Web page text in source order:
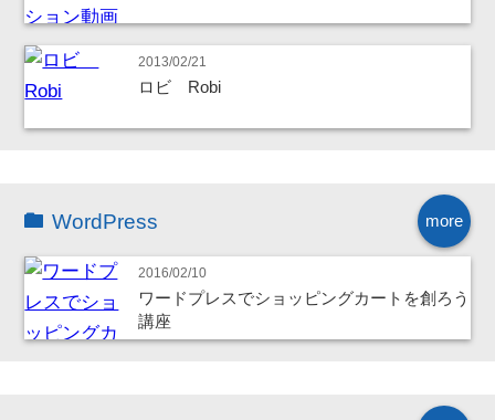
2013/02/21
ロビ Robi
more
WordPress
2016/02/10
ワードプレスでショッピングカートを創ろう
講座